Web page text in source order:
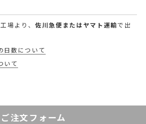
場より、 佐川急便またはヤマト運輸で出
日数について
いて
ご注文フォーム